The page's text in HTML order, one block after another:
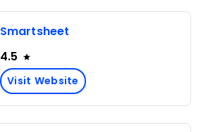
Smartsheet
4.5
Visit Website